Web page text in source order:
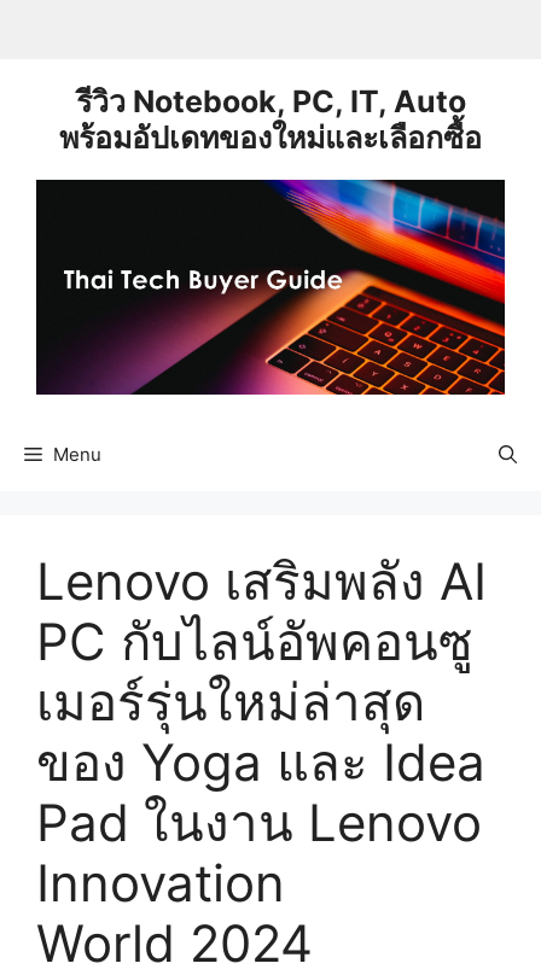
รีวิว Notebook, PC, IT, Auto
พร้อมอัปเดทของใหม่และเลือกซื้อ
Menu
Lenovo เสริมพลัง AI
PC กับไลน์อัพคอนซู
เมอร์รุ่นใหม่ล่าสุด
ของ Yoga และ Idea
Pad ในงาน Lenovo
Innovation
World 2024